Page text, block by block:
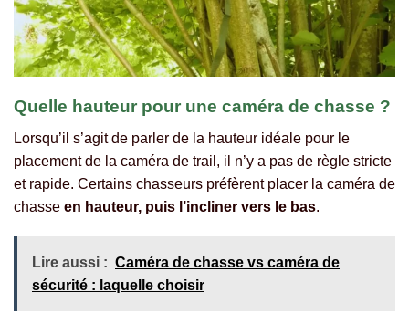
Quelle hauteur pour une caméra de chasse ?
Lorsqu’il s’agit de parler de la hauteur idéale pour le
placement de la caméra de trail, il n’y a pas de règle stricte
et rapide. Certains chasseurs préfèrent placer la caméra de
chasse en hauteur, puis l’incliner vers le bas.
Lire aussi : Caméra de chasse vs caméra de
sécurité : laquelle choisir